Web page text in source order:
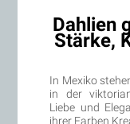
Dahlien
Stärke,
In Mexiko
in der
Liebe und
ihrer Farben